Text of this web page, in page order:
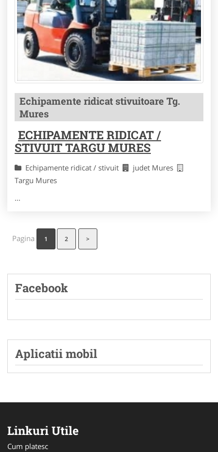
Echipamente ridicat stivuitoare Tg.
Mures
ECHIPAMENTE RIDICAT /
STIVUIT TARGU MURES
Echipamente ridicat / stivuit
judet Mures
Targu Mures
...
Pagina 1 2 >
Facebook
Aplicatii mobil
Linkuri Utile
Cum platesc